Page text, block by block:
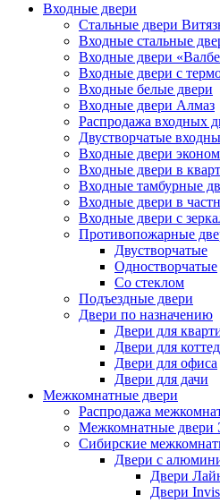
Входные двери
Стальные двери
Входные стальные
Входные двери
Входные двери с
Входные белые двери
Входные двери Алмаз
Распродажа входных
Двустворчатые
Входные двери эконом
Входные двери в
Входные тамбурные
Входные двери в
Входные двери с
Противопожарные
Двустворчатые
Одностворчатые
Со стеклом
Подъездные двери
Двери по назначению
Двери для
Двери для
Двери для офиса
Двери для дачи
Межкомнатные двери
Распродажа
Межкомнатные двери
Сибирские
Двери с
Двери
Двери